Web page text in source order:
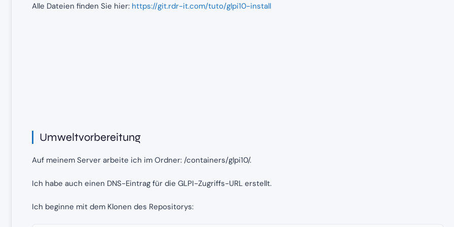
Alle Dateien finden Sie hier: https://git.rdr-it.com/tuto/glpi10-install
Umweltvorbereitung
Auf meinem Server arbeite ich im Ordner: /containers/glpi10/.
Ich habe auch einen DNS-Eintrag für die GLPI-Zugriffs-URL erstellt.
Ich beginne mit dem Klonen des Repositorys: